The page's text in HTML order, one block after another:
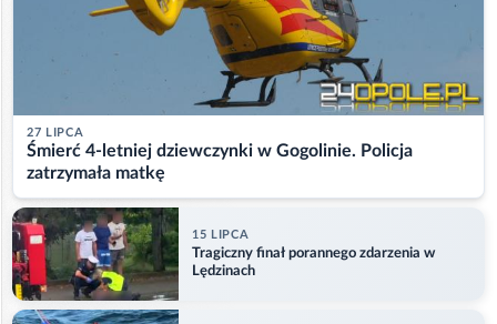
27 LIPCA
Śmierć 4-letniej dziewczynki w Gogolinie. Policja
zatrzymała matkę
15 LIPCA
Tragiczny finał porannego zdarzenia w
Lędzinach